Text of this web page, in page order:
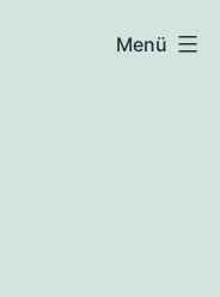
Menü